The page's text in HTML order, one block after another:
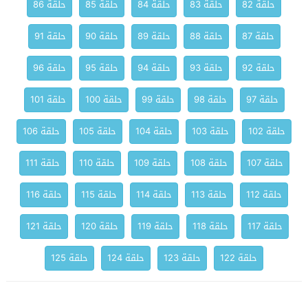
حلقة 82 حلقة 83 حلقة 84 حلقة 85
حلقة 86
حلقة 87
حلقة 88 حلقة 89 حلقة 90
حلقة 91
حلقة 92
حلقة 93 حلقة 94 حلقة 95
حلقة 96
حلقة 97
حلقة 98 حلقة 99 حلقة 100
حلقة 101
حلقة 102
حلقة 103 حلقة 104 حلقة 105
حلقة 106
حلقة 107
حلقة 108 حلقة 109 حلقة 110
حلقة 111
حلقة 112
حلقة 113 حلقة 114 حلقة 115
حلقة 116
حلقة 117
حلقة 118 حلقة 119 حلقة 120
حلقة 121
حلقة 122
حلقة 123 حلقة 124 حلقة 125